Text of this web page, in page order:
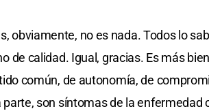
obviamente, no es nada. Todos lo
de calidad. Igual, gracias. Es más
común, de autonomía, de
parte, son síntomas de la enfermedad